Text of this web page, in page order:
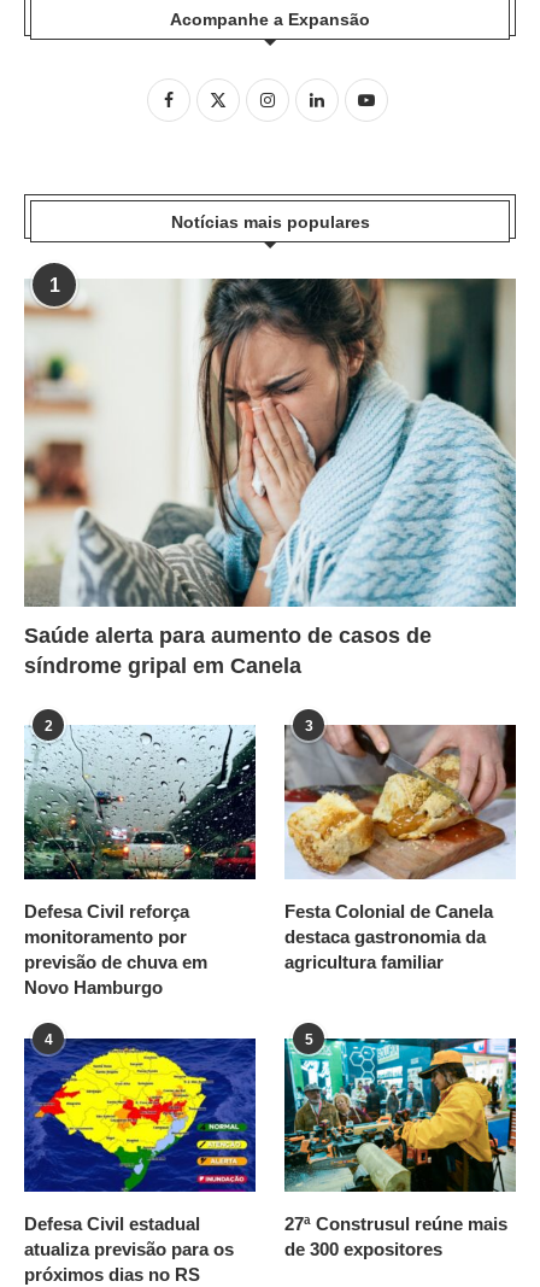
Acompanhe a Expansão
Notícias mais populares
1
Saúde alerta para aumento de casos de
síndrome gripal em Canela
2
Defesa Civil reforça
monitoramento por
previsão de chuva em
Novo Hamburgo
3
Festa Colonial de Canela
destaca gastronomia da
agricultura familiar
4
Defesa Civil estadual
atualiza previsão para os
próximos dias no RS
5
27ª Construsul reúne mais
de 300 expositores